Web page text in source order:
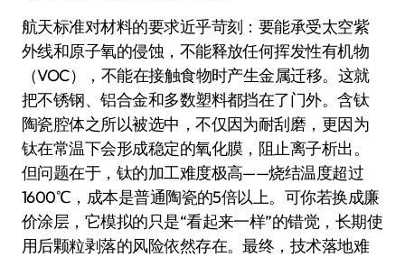
航天标准对材料的要求近乎苛刻：要能承受太空紫
外线和原子氧的侵蚀，不能释放任何挥发性有机物
（VOC），不能在接触食物时产生金属迁移。这就
把不锈钢、铝合金和多数塑料都挡在了门外。含钛
陶瓷腔体之所以被选中，不仅因为耐刮磨，更因为
钛在常温下会形成稳定的氧化膜，阻止离子析出。
但问题在于，钛的加工难度极高——烧结温度超过
1600℃，成本是普通陶瓷的5倍以上。可你若换成廉
价涂层，它模拟的只是“看起来一样”的错觉，长期使
用后颗粒剥落的风险依然存在。最终，技术落地难